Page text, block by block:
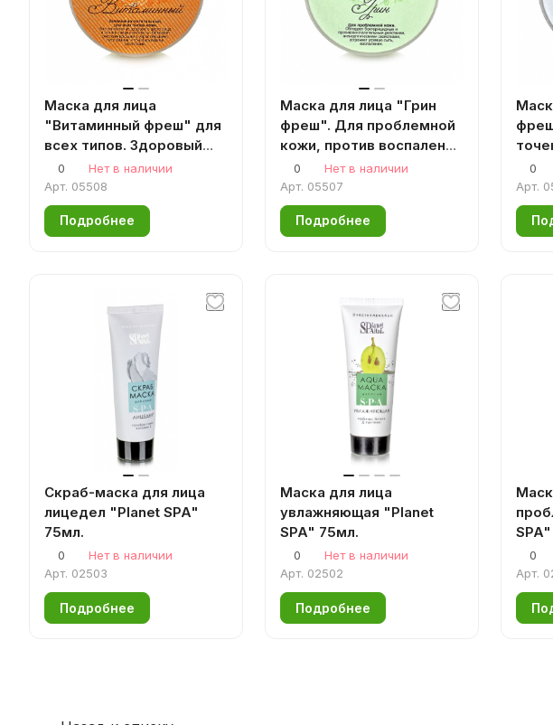
Маска для лица
"Витаминный фреш" для
всех типов. Здоровый
цвет лица, 60 г
Аромаджик
0
Нет в наличии
Арт. 05508
Подробнее
Маска для лица "Грин
фреш". Для проблемной
кожи, против воспалений
60 г Аромаджик
0
Нет в наличии
Арт. 05507
Подробнее
0
Арт.
Скраб-маска для лица
лицедел "Planet SPA"
75мл.
0
Нет в наличии
Арт. 02503
Подробнее
Маска для лица
увлажняющая "Planet
SPA" 75мл.
0
Нет в наличии
Арт. 02502
Подробнее
0
Арт.